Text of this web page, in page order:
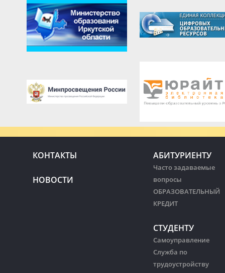
КОНТАКТЫ
НОВОСТИ
АБИТУРИЕНТУ
Часто задаваемые
вопросы
ОБРАЗОВАТЕЛЬНЫЙ
КРЕДИТ
СТУДЕНТУ
Самоуправление
Служба по
трудоустройству